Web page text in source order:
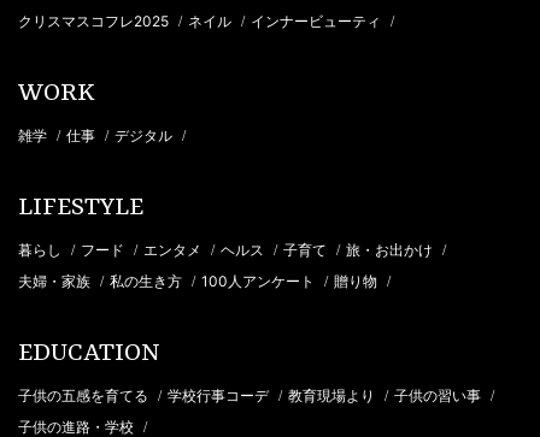
クリスマスコフレ2025 / ネイル / インナービューティ /
WORK
雑学 / 仕事 / デジタル /
LIFESTYLE
暮らし / フード / エンタメ / ヘルス / 子育て / 旅・お出かけ /
夫婦・家族 / 私の生き方 / 100人アンケート / 贈り物 /
EDUCATION
子供の五感を育てる / 学校行事コーデ / 教育現場より / 子供の習い事 /
子供の進路・学校 /